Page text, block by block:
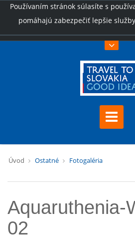
Používaním stránok súlasíte s
pomáhajú zabezpečiť lepšie služby
Úvod Ostatné Fotogaléria
Aquaruthenia-
02